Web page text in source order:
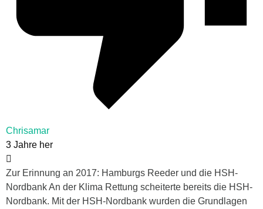
Chrisamar
3 Jahre her
Zur Erinnung an 2017: Hamburgs Reeder und die HSH-
Nordbank An der Klima Rettung scheiterte bereits die HSH-
Nordbank. Mit der HSH-Nordbank wurden die Grundlagen